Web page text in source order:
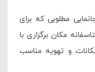
مطلوبی که برای
مکان برگزاری با
و تهویه مناسب